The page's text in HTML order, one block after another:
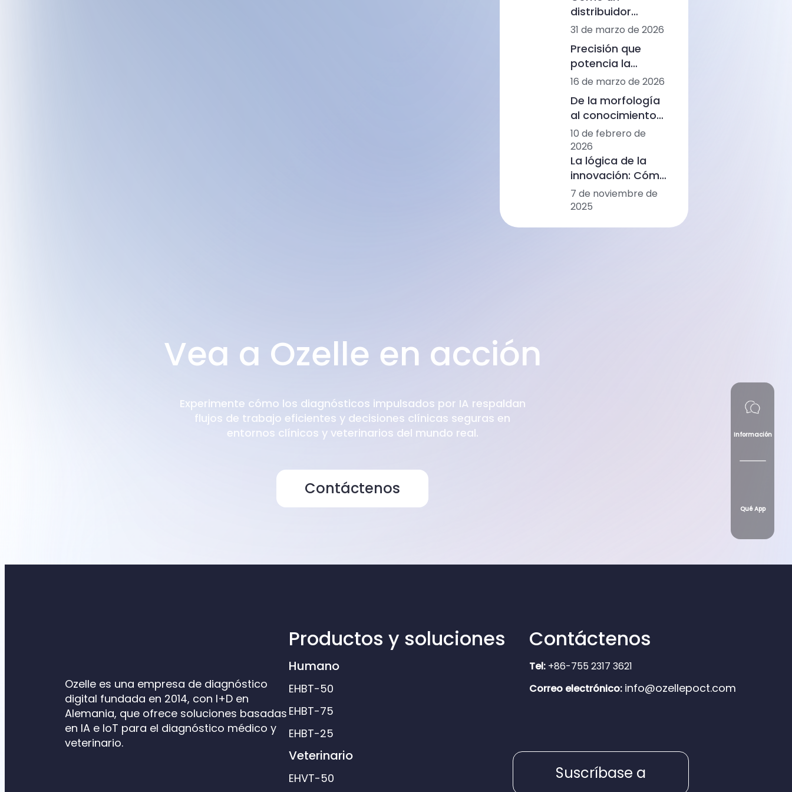
impulsar la cuarta
generación de
análisis
hematológicos
distribuidor
regional reactivó
la renovación de
equipos en un
mercado maduro
de diagnóstico
veterinario
31 de marzo de 2026
Precisión que
potencia la
regeneración:
cómo una
biotecnológica
estadounidense
avanza en la
investigación del
PRP con Ozelle
16 de marzo de 2026
De la morfología
al conocimiento
clínico:
Diagnósticos
basados en IA de
Ozelle en WHX
Labs Dubai 2026
10 de febrero de
2026
La lógica de la
innovación: Cómo
Ozelle está
remodelando el
7 de noviembre de
2025
Vea a Ozelle en acción
Experimente cómo los diagnósticos impulsados por IA respaldan
flujos de trabajo eficientes y decisiones clínicas seguras en
entornos clínicos y veterinarios del mundo real.
Contáctenos
Ozelle es una empresa de diagnóstico
digital fundada en 2014, con I+D en
Alemania, que ofrece soluciones basadas
en IA e IoT para el diagnóstico médico y
veterinario.
Productos y soluciones
Humano
EHBT-50
EHBT-75
EHBT-25
Veterinario
EHVT-50
Contáctenos
Tel: +86-755 2317 3621
Correo electrónico: info@ozellepoct.com
Suscríbase a
Información
Qué App